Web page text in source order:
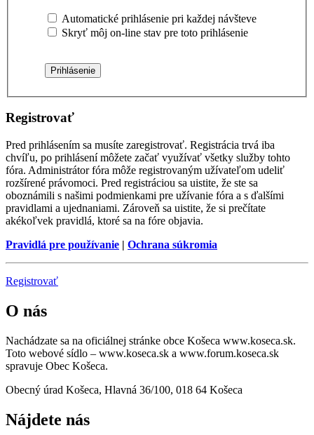
Automatické prihlásenie pri každej návšteve
Skryť môj on-line stav pre toto prihlásenie
Registrovať
Pred prihlásením sa musíte zaregistrovať. Registrácia trvá iba
chvíľu, po prihlásení môžete začať využívať všetky služby tohto
fóra. Administrátor fóra môže registrovaným užívateľom udeliť
rozšírené právomoci. Pred registráciou sa uistite, že ste sa
oboznámili s našimi podmienkami pre užívanie fóra a s ďalšími
pravidlami a ujednaniami. Zároveň sa uistite, že si prečítate
akékoľvek pravidlá, ktoré sa na fóre objavia.
Pravidlá pre používanie | Ochrana súkromia
Registrovať
O nás
Nachádzate sa na oficiálnej stránke obce Košeca www.koseca.sk.
Toto webové sídlo – www.koseca.sk a www.forum.koseca.sk
spravuje Obec Košeca.
Obecný úrad Košeca, Hlavná 36/100, 018 64 Košeca
Nájdete nás